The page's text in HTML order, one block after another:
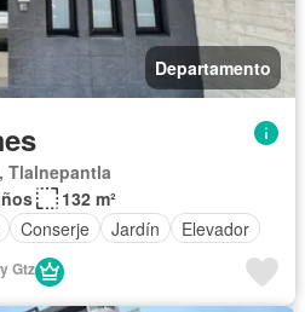
Departamento
Tlalnepantla
132 m²
Conserje Jardín Elevador
Gtz